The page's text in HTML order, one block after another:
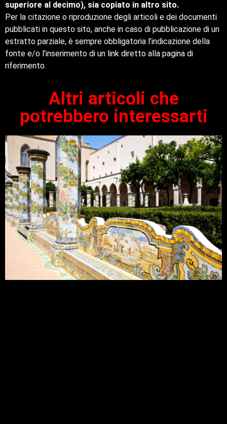
superiore al decimo), sia copiato in altro sito.
Per la citazione o riproduzione degli articoli e dei documenti
pubblicati in questo sito, anche in caso di pubblicazione di un
estratto parziale, è sempre obbligatoria l’indicazione della
fonte e/o l’inserimento di un link diretto alla pagina di
riferimento.
Altri articoli che
potrebbero interessarti